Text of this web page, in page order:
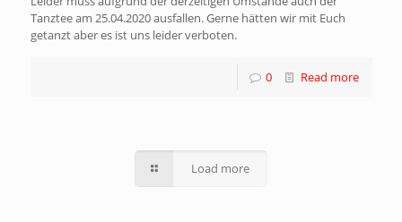
Tanztee am 25.04.2020 ausfallen. Gerne hätten wir mit Euch
getanzt aber es ist uns leider verboten.
0 Read more
Load more